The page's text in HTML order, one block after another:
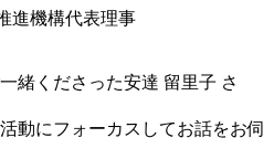
進機構代表理事
緒くださった安達 留里子 さ
動にフォーカスしてお話をお伺